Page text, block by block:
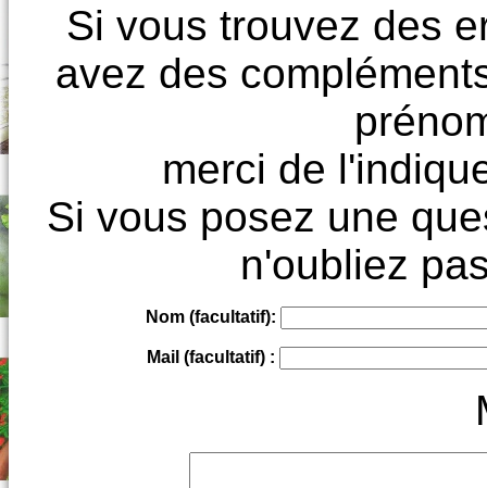
Si vous trouvez des
avez des
merci de
Si vous posez une
n'oubliez
Nom (facultatif):
Mail (facultatif) :